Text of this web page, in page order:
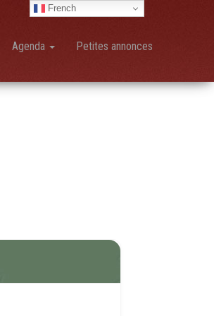
French
Agenda Petites annonces